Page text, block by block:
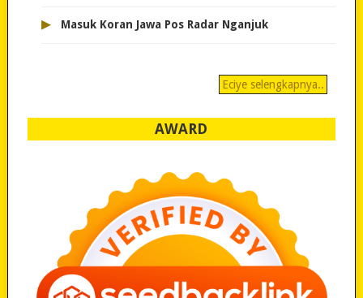
▸ Masuk Koran Jawa Pos Radar Nganjuk
Eciye selengkapnya..
AWARD